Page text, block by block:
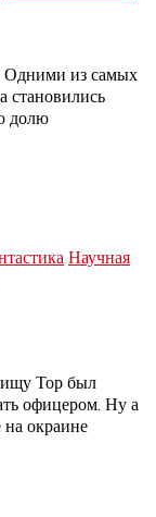
Одними из самых
становились
долю
Научная
Тор был
офицером. Ну а
окраине